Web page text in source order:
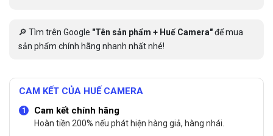
🔎 Tìm trên Google "Tên sản phẩm + Huế Camera"để mua
sản phẩm chính hãng nhanh nhất nhé!
CAM KẾT CỦA HUẾ CAMERA
Cam kết chính hãng
Hoàn tiền 200% nếu phát hiện hàng giả, hàng nhái.